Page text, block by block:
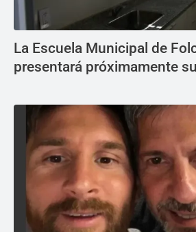
La Escuela Municipal de
presentará próximamente